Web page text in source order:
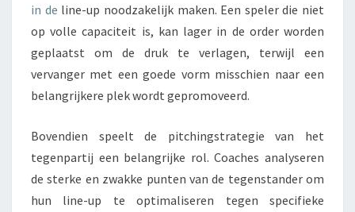
in de line-up noodzakelijk maken. Een speler die niet
op volle capaciteit is, kan lager in de order worden
geplaatst om de druk te verlagen, terwijl een
vervanger met een goede vorm misschien naar een
belangrijkere plek wordt gepromoveerd.
Bovendien speelt de pitchingstrategie van het
tegenpartij een belangrijke rol. Coaches analyseren
de sterke en zwakke punten van de tegenstander om
hun line-up te optimaliseren tegen specifieke